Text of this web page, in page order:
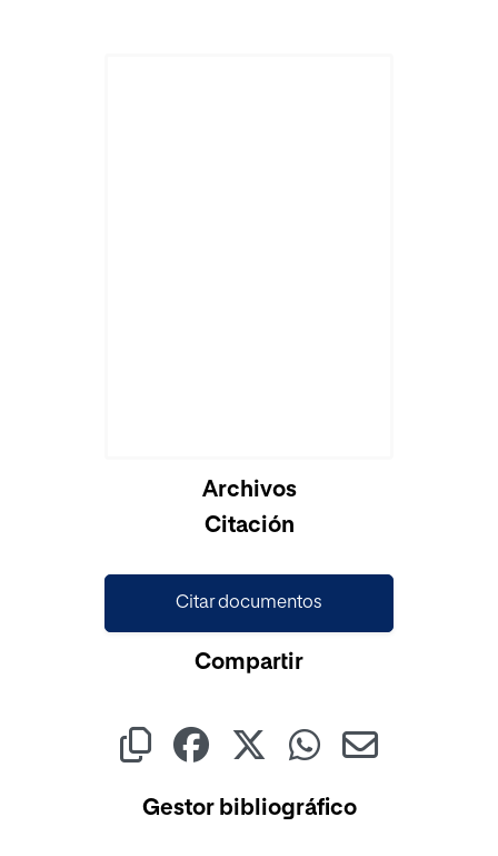
Archivos
Citación
Citar documentos
Compartir
Gestor bibliográfico